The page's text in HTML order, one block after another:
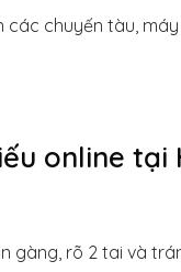
chuyến tàu,
online tại
gàng, rõ 2 tai và